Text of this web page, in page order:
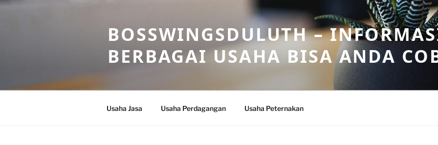
Skip
BOSSWINGSDULUTH –
BERBAGAI USAHA BISA ANDA
Usaha Jasa Usaha Perdagangan Usaha Peternakan